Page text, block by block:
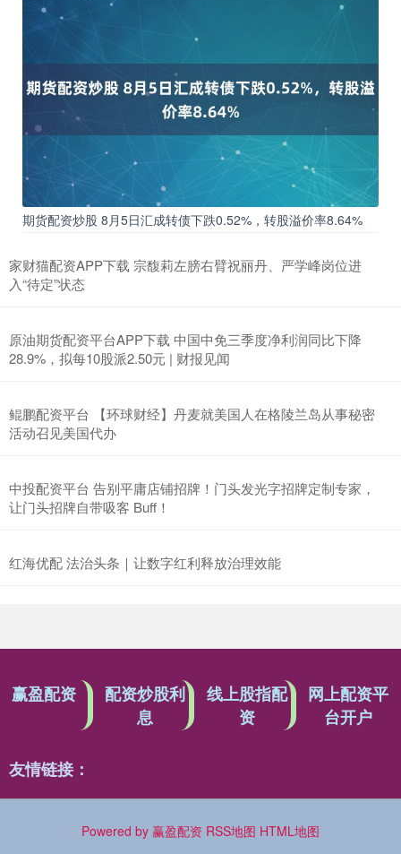
期货配资炒股 8月5日汇成转债下跌0.52%，转股溢价率8.64%
家财猫配资APP下载 宗馥莉左膀右臂祝丽丹、严学峰岗位进
入“待定”状态
原油期货配资平台APP下载 中国中免三季度净利润同比下降
28.9%，拟每10股派2.50元 | 财报见闻
鲲鹏配资平台 【环球财经】丹麦就美国人在格陵兰岛从事秘密
活动召见美国代办
中投配资平台 告别平庸店铺招牌！门头发光字招牌定制专家，
让门头招牌自带吸客 Buff！
红海优配 法治头条｜让数字红利释放治理效能
赢盈配资
配资炒股利
息
线上股指配
资
网上配资平
台开户
友情链接：
Powered by 赢盈配资 RSS地图 HTML地图